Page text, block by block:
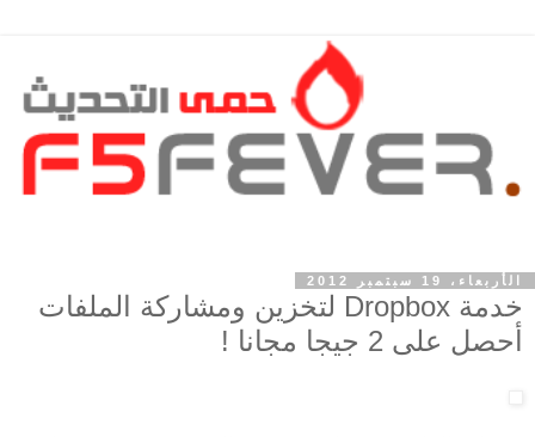
الأربعاء، 19 سبتمبر 2012
خدمة Dropbox لتخزين ومشاركة الملفات
أحصل على 2 جيجا مجانا !